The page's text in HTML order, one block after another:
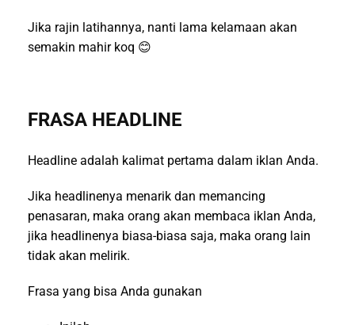
Jika rajin latihannya, nanti lama kelamaan akan
semakin mahir koq 😊
FRASA HEADLINE
Headline adalah kalimat pertama dalam iklan Anda.
Jika headlinenya menarik dan memancing
penasaran, maka orang akan membaca iklan Anda,
jika headlinenya biasa-biasa saja, maka orang lain
tidak akan melirik.
Frasa yang bisa Anda gunakan